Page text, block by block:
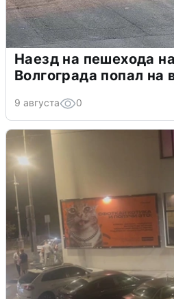
Наезд на пешехода
Волгограда попал на
9 августа 0